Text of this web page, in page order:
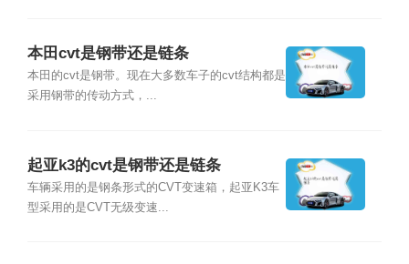
本田cvt是钢带还是链条
本田的cvt是钢带。现在大多数车子的cvt结构都是
采用钢带的传动方式，...
起亚k3的cvt是钢带还是链条
车辆采用的是钢条形式的CVT变速箱，起亚K3车
型采用的是CVT无级变速...